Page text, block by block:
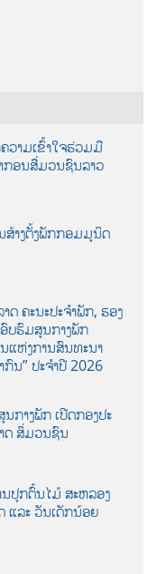
ວາມເຂົ້າໃຈຮ່ວມມື
ກອນສື່ມວນຊົນລາວ
ສ້າງຕັ້ງພັກກອມມູນິດ
ດ ຄະນະປະຈໍາພັກ, ຮອງ
ບຮົມສູນກາງພັກ
ແຫ່ງການສົນທະນາ
ກົນ” ປະຈຳປີ 2026
ກາງພັກ ເປີດກອງປະ
ດ ສຶ່ມວນຊົນ
ປູກຕົ້ນໄມ້ ສະຫລອງ
ແລະ ວັນເດັກນ້ອຍ